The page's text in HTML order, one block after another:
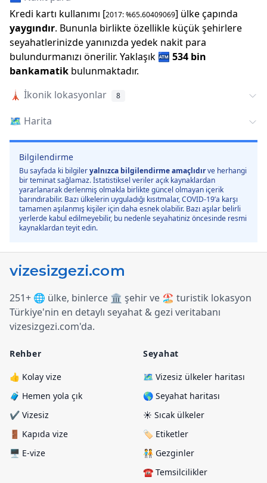
Kredi kartı kullanımı [2017: %65.60409069] ülke çapında
yaygındır. Bununla birlikte özellikle küçük şehirlere
seyahatlerinizde yanınızda yedek nakit para
bulundurmanızı önerilir. Yaklaşık 🏧 534 bin
bankamatik bulunmaktadır.
🗼 İkonik lokasyonlar 8
🗺️ Harita
Bilgilendirme
Bu sayfada ki bilgileryalnızca bilgilendirme amaçlıdırve herhangi
bir teminat sağlamaz. İstatistiksel veriler açık kaynaklardan
yararlanarak derlenmiş olmakla birlikte güncel olmayan içerik
barındırabilir. Bazı ülkelerin uyguladığı kısıtmalar, COVID-19’a karşı
tamamen aşılanmış kişiler için daha esnek olabilir. Bazı aşılar belirli
yerlerde kabul edilmeyebilir, bu nedenle seyahatiniz öncesinde resmi
kaynaklardan teyit edin.
251+ 🌐 ülke, binlerce 🏛️ şehir ve 🏖️ turistik lokasyon
Türkiye'nin en detaylı seyahat & gezi veritabanı
vizesizgezi.com'da.
Rehber
👍 Kolay vize
🧳 Hemen yola çık
✔️ Vizesiz
🚪 Kapıda vize
🖥️ E-vize
Seyahat
🗺️ Vizesiz ülkeler haritası
🌎 Seyahat haritası
☀️ Sıcak ülkeler
🏷️ Etiketler
🧑‍🤝‍🧑 Gezginler
☎️ Temsilcilikler